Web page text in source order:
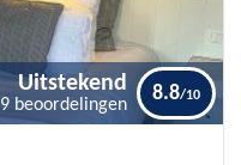
Uitstekend
9 beoordelingen
8.8